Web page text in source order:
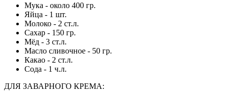
Мука - около 400 гр.
Яйца - 1 шт.
Молоко - 2 ст.л.
Сахар - 150 гр.
Мёд - 3 ст.л.
Масло сливочное - 50 гр.
Какао - 2 ст.л.
Сода - 1 ч.л.
ДЛЯ ЗАВАРНОГО КРЕМА: